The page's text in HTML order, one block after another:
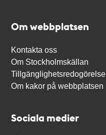
Om webbplatsen
Kontakta oss
Om Stockholmskällan
Tillgänglighetsredogörelse
Om kakor på webbplatsen
Sociala medier